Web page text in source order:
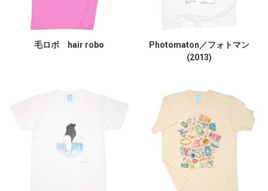
毛ロボ hair robo
Photomaton／フォトマン
(2013)